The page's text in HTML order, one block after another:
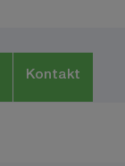
Kontakt